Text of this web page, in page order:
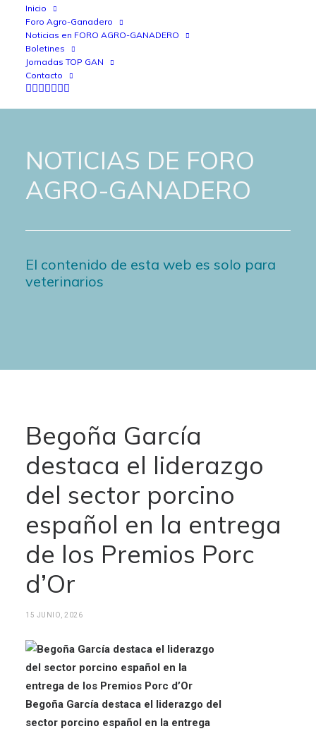
Inicio
Foro Agro-Ganadero
Noticias en FORO AGRO-GANADERO
Boletines
Jornadas TOP GAN
Contacto
NOTICIAS DE FORO
AGRO-GANADERO
El contenido de esta web es solo para
veterinarios
Begoña García
destaca el liderazgo
del sector porcino
español en la entrega
de los Premios Porc
d’Or
15 JUNIO, 2026
Begoña García destaca el liderazgo del
sector porcino español en la entrega